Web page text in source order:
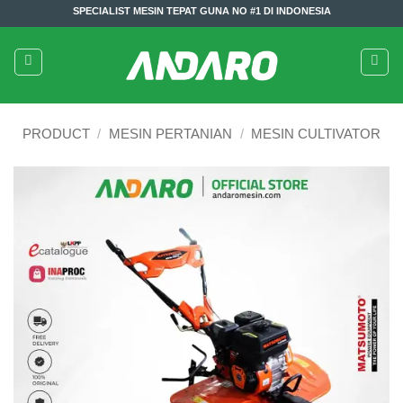
to
content
SPECIALIST MESIN TEPAT GUNA NO #1 DI INDONESIA
PRODUCT / MESIN PERTANIAN / MESIN CULTIVATOR